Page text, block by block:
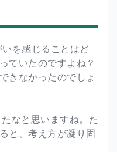
を感じることはど
ていたのですよね？
きなかったのでしょ
なと思いますね。た
と、考え方が凝り固